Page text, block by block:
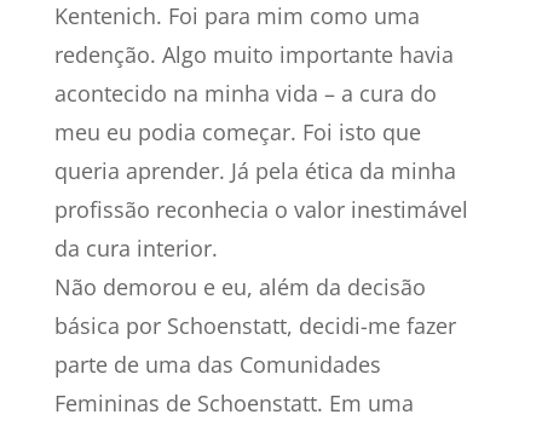
Kentenich. Foi para mim como uma
redenção. Algo muito importante havia
acontecido na minha vida – a cura do
meu eu podia começar. Foi isto que
queria aprender. Já pela ética da minha
profissão reconhecia o valor inestimável
da cura interior.
Não demorou e eu, além da decisão
básica por Schoenstatt, decidi-me fazer
parte de uma das Comunidades
Femininas de Schoenstatt. Em uma